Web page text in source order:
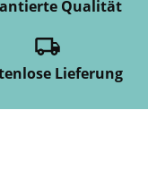
Qualität
Lieferung